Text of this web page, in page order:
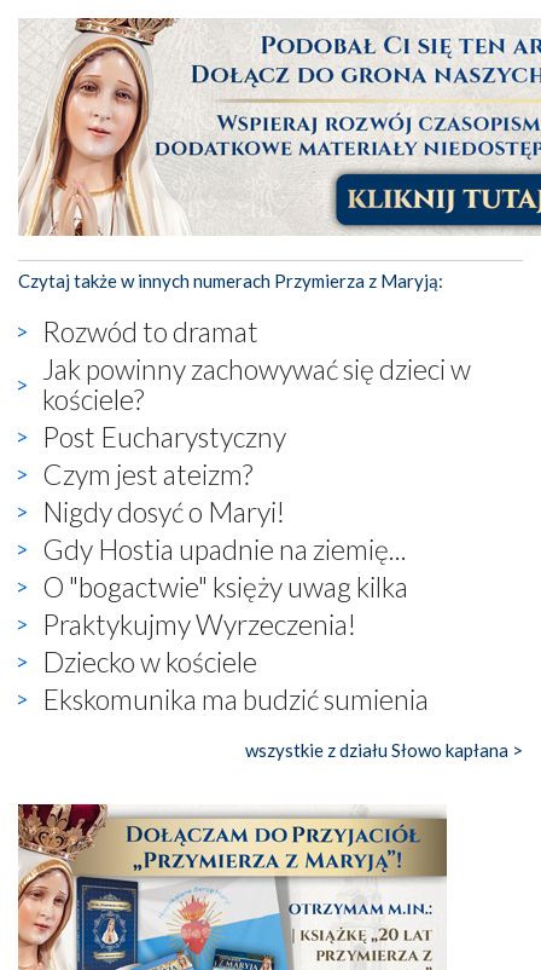
Czytaj także w innych numerach Przymierza z Maryją:
Rozwód to dramat
Jak powinny zachowywać się dzieci w
kościele?
Post Eucharystyczny
Czym jest ateizm?
Nigdy dosyć o Maryi!
Gdy Hostia upadnie na ziemię...
O "bogactwie" księży uwag kilka
Praktykujmy Wyrzeczenia!
Dziecko w kościele
Ekskomunika ma budzić sumienia
wszystkie z działu Słowo kapłana >